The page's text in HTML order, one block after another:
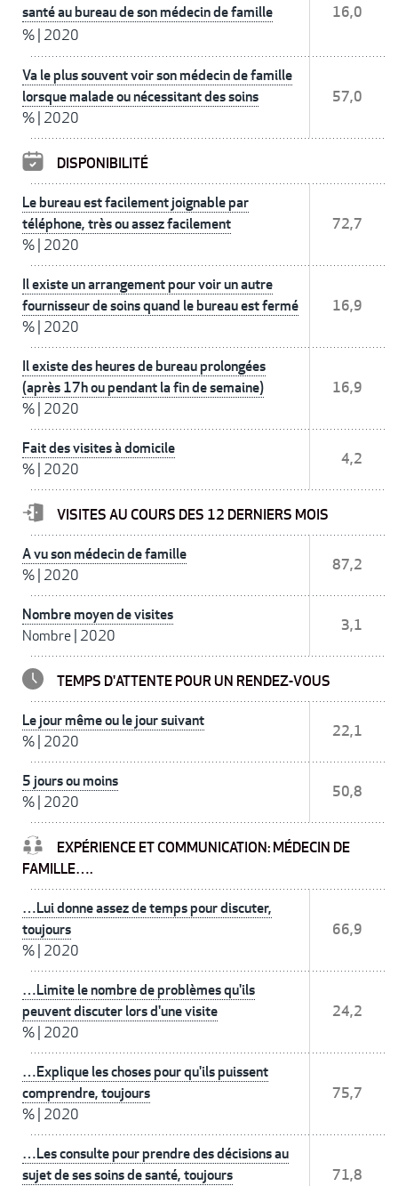
santé au bureau de son médecin de famille
% 2020
16,0
Va le plus souvent voir son médecin de famille
lorsque malade ou nécessitant des soins
% 2020
57,0
DISPONIBILITÉ
Le bureau est facilement joignable par
téléphone, très ou assez facilement
% 2020
72,7
Il existe un arrangement pour voir un autre
fournisseur de soins quand le bureau est fermé
% 2020
16,9
Il existe des heures de bureau prolongées
(après 17h ou pendant la fin de semaine)
% 2020
16,9
Fait des visites à domicile
% 2020
4,2
VISITES AU COURS DES 12 DERNIERS MOIS
A vu son médecin de famille
% 2020
87,2
Nombre moyen de visites
Nombre 2020
3,1
TEMPS D'ATTENTE POUR UN RENDEZ-VOUS
Le jour même ou le jour suivant
% 2020
22,1
5 jours ou moins
% 2020
50,8
EXPÉRIENCE ET COMMUNICATION: MÉDECIN DE
FAMILLE….
…Lui donne assez de temps pour discuter,
toujours
% 2020
66,9
…Limite le nombre de problèmes qu'ils
peuvent discuter lors d'une visite
% 2020
24,2
…Explique les choses pour qu'ils puissent
comprendre, toujours
% 2020
75,7
…Les consulte pour prendre des décisions au
sujet de ses soins de santé, toujours
71,8